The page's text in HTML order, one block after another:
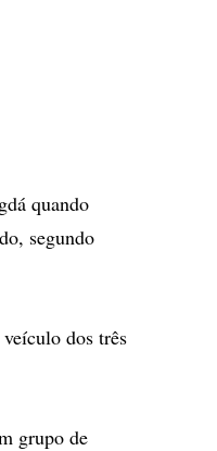
quando
segundo
dos três
grupo de